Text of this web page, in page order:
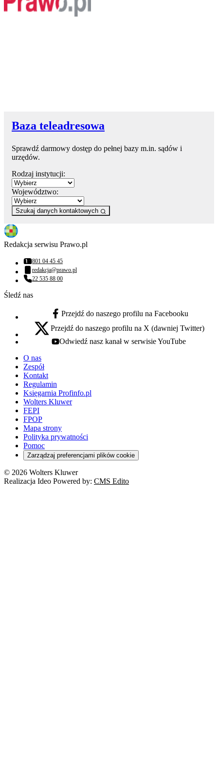
Baza teleadresowa
Sprawdź darmowy dostęp do pełnej bazy m.in. sądów i
urzędów.
Rodzaj instytucji:
Województwo:
Szukaj danych kontaktowych
Redakcja serwisu Prawo.pl
Numer telefonu:
801 04 45 45
Adres email:
redakcja@prawo.pl
Numer telefonu:
22 535 88 00
Śledź nas
facebook - otwiera się w nowej karcie
Przejdź do naszego profilu na Facebooku
x - otwiera się w nowej karcie
Przejdź do naszego profilu na X (dawniej Twitter)
youtube - otwiera się w nowej karcie
Odwiedź nasz kanał w serwisie YouTube
O nas
Zespół
Kontakt
Regulamin
Księgarnia Profinfo.pl
Wolters Kluwer
FEPI
FPOP
Mapa strony
Polityka prywatności
Pomoc
Zarządzaj preferencjami plików cookie
© 2026 Wolters Kluwer
Realizacja Ideo Powered by: CMS Edito